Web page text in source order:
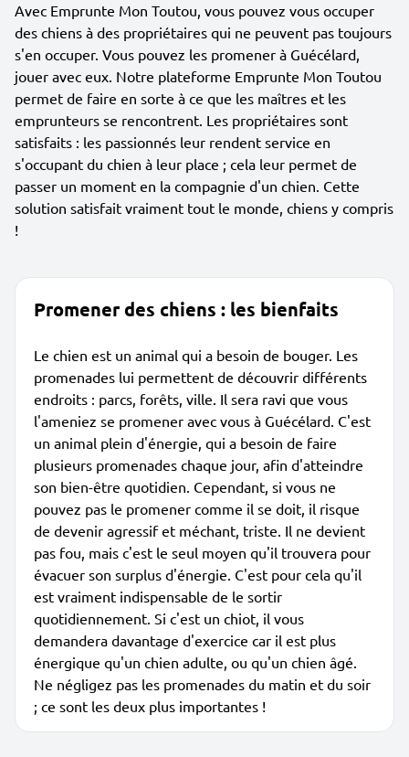
Avec Emprunte Mon Toutou, vous pouvez vous occuper
des chiens à des propriétaires qui ne peuvent pas toujours
s'en occuper. Vous pouvez les promener à Guécélard,
jouer avec eux. Notre plateforme Emprunte Mon Toutou
permet de faire en sorte à ce que les maîtres et les
emprunteurs se rencontrent. Les propriétaires sont
satisfaits : les passionnés leur rendent service en
s'occupant du chien à leur place ; cela leur permet de
passer un moment en la compagnie d'un chien. Cette
solution satisfait vraiment tout le monde, chiens y compris
!
Promener des chiens : les bienfaits
Le chien est un animal qui a besoin de bouger. Les
promenades lui permettent de découvrir différents
endroits : parcs, forêts, ville. Il sera ravi que vous
l'ameniez se promener avec vous à Guécélard. C'est
un animal plein d'énergie, qui a besoin de faire
plusieurs promenades chaque jour, afin d'atteindre
son bien-être quotidien. Cependant, si vous ne
pouvez pas le promener comme il se doit, il risque
de devenir agressif et méchant, triste. Il ne devient
pas fou, mais c'est le seul moyen qu'il trouvera pour
évacuer son surplus d'énergie. C'est pour cela qu'il
est vraiment indispensable de le sortir
quotidiennement. Si c'est un chiot, il vous
demandera davantage d'exercice car il est plus
énergique qu'un chien adulte, ou qu'un chien âgé.
Ne négligez pas les promenades du matin et du soir
; ce sont les deux plus importantes !